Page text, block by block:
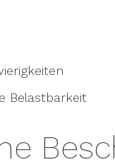
Belastbarkeit